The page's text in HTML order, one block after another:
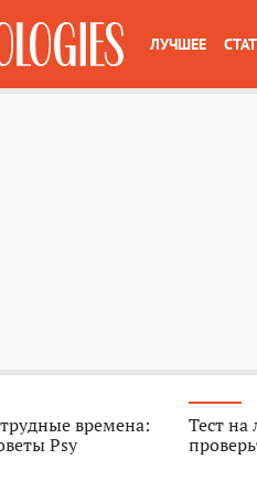
ЛУЧШЕЕ
времена:
Psy
Тест